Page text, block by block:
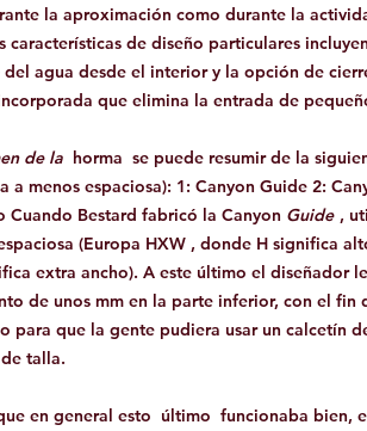
la aproximación como durante la
características de diseño particulares
agua desde el interior y la opción de
que elimina la entrada de
de la horma se puede resumir de la
a menos espaciosa): 1: Canyon Guide 2:
Cuando Bestard fabricó la Canyon Guide ,
(Europa HXW , donde H significa
extra ancho). A este último el diseñador
de unos mm en la parte inferior, con el fin
para que la gente pudiera usar un calcetín
talla.
en general esto último funcionaba bien,